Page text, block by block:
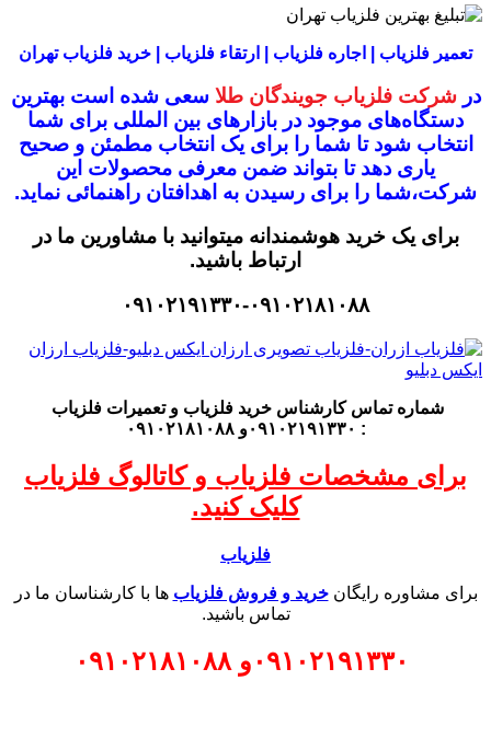
تعمیر فلزیاب | اجاره فلزیاب | ارتقاء فلزیاب | خرید فلزیاب تهران
در شرکت فلزیاب جویندگان طلا سعی شده است بهترین
دستگاه‌های موجود در بازار‌های بین المللی برای شما
انتخاب شودتا شما را برای یک انتخاب مطمئن و صحیح
یاری دهد تا بتواند ضمن معرفی محصولات این
شرکت،شما را برای رسیدن به اهدافتان راهنمائی نماید.
برای یک خرید هوشمندانه میتوانید با مشاورین ما در
ارتباط باشید.
۰۹۱۰۲۱۹۱۳۳۰-۰۹۱۰۲۱۸۱۰۸۸
شماره تماس کارشناس خرید فلزیاب و تعمیرات فلزیاب
: ۰۹۱۰۲۱۹۱۳۳۰و ۰۹۱۰۲۱۸۱۰۸۸
برای مشخصات فلزیاب و کاتالوگ فلزیاب
کلیک کنید.
فلزیاب
برای مشاوره رایگانخرید و فروش فلزیاب ها با کارشناسان ما در
تماس باشید.
۰۹۱۰۲۱۹۱۳۳۰ و ۰۹۱۰۲۱۸۱۰۸۸